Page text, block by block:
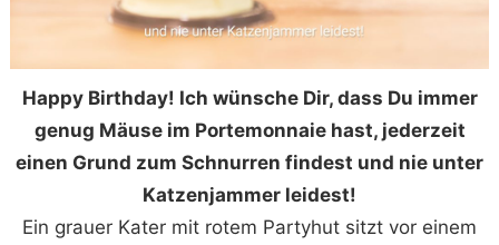
Happy Birthday! Ich wünsche Dir, dass Du immer
genug Mäuse im Portemonnaie hast, jederzeit
einen Grund zum Schnurren findest und nie unter
Katzenjammer leidest!
Ein grauer Kater mit rotem Partyhut sitzt vor einem